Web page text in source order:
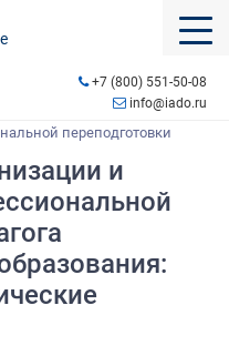
+7 (800) 551-50-08
info@iado.ru
переподготовки
и